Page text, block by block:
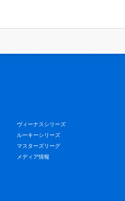
ヴィーナスシリーズ
ルーキーシリーズ
マスターズリーグ
メディア情報